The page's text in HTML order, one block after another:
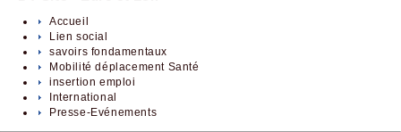
Accueil
Lien social
savoirs fondamentaux
Mobilité déplacement Santé
insertion emploi
International
Presse-Evénements